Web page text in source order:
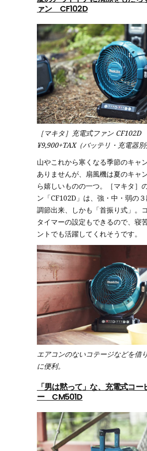
ァン CF102D
［マキタ］充電式ファン CF102D
¥9,900+TAX（バッテリ・充電器別
山やこれから寒くなる季節のキャ
ありませんが、扇風機は夏のキャ
ら嬉しいものの一つ。［マキタ］
ン「CF102D」は、強・中・弱の
調節出来、しかも「首振り式」。
タイマーの設定もできるので、寝
ントでも活躍してくれそうです。
エアコンのないコテージなどを借
に便利。
「男は黙って」な、充電式コー
ー CM501D